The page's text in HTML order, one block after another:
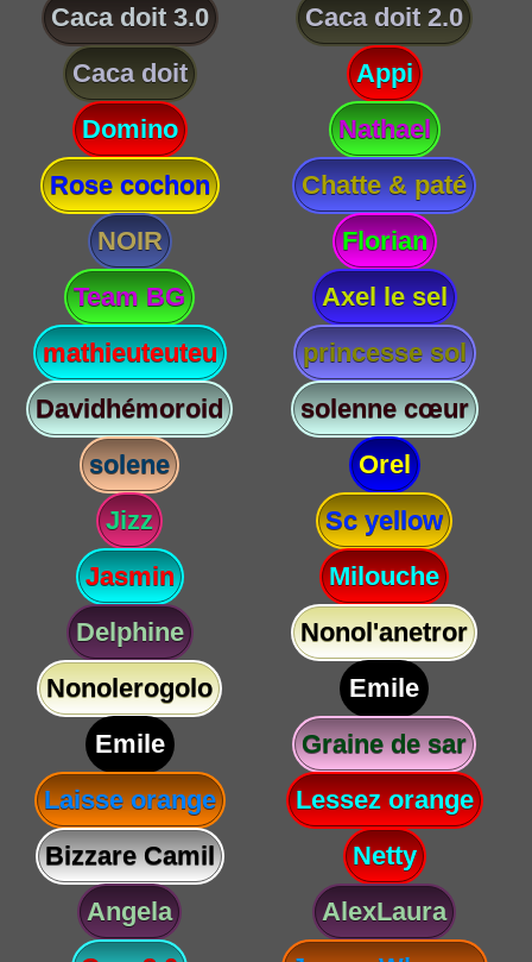
Caca doit 3.0
Caca doit 2.0
Caca doit
Appi
Domino
Nathael
Rose cochon
Chatte & paté
NOIR
Florian
Team BG
Axel le sel
mathieuteuteu
princesse sol
Davidhémoroid
solenne cœur
solene
Orel
Jizz
Sc yellow
Jasmin
Milouche
Delphine
Nonol'anetror
Nonolerogolo
Emile
Emile
Graine de sar
Laisse orange
Lessez orange
Bizzare Camil
Netty
Angela
AlexLaura